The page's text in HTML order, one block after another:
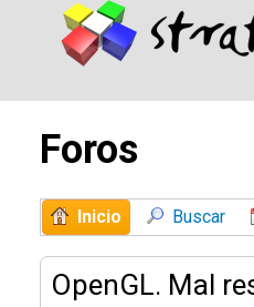
Foros
Inicio Buscar
OpenGL. Mal